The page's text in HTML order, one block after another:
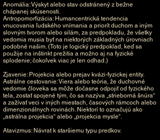
Anomália: Výskyt alebo stav odstránený z bežne
chápanej skúsenosti.
Antropomorfizácia: Humancentrická tendencia
vnucovania ľudského vnímania a priorít duchom a iným
slovným tvorom alebo silám, za predpokladu, že všetky
vedomia musia byť na niektorých základných úrovniach
podobné našim. (Toto je logický predpoklad, keď sa
použije na inštinkt prežitia a možno aj na fyzické
splodenie; čokoľvek viac je len odhad.)
Zjavenie: Projekcia alebo prejav kvázi-fyzickej entity.
Astrálne cestovanie: Viera alebo teória, že duchovné
vedomie človeka sa môže dočasne odpojiť od fyzického
tela, zostať spojené tým, čo sa nazýva „strieborná šnúra“
a zažívať veci v iných miestach, časových rámcoch alebo
dimenzionálnych rovinách. Niektorí to označujú ako
„astrálna projekcia“ alebo „projekcia mysle“.
Atavizmus: Návrat k staršiemu typu predkov.